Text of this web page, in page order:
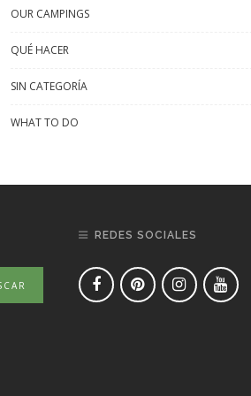
OUR CAMPINGS
QUÉ HACER
SIN CATEGORÍA
WHAT TO DO
REDES SOCIALES